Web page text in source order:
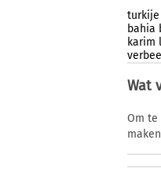
turkije
bahia
karim
Wat
Om te